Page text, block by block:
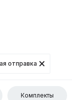
отправка
Комплекты